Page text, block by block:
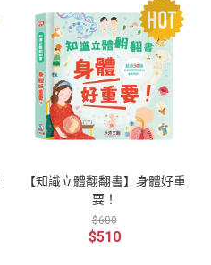
【知識立體翻翻書】身體好重
要！
$600
$510